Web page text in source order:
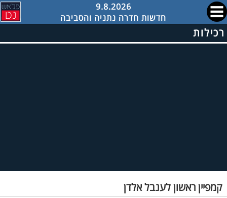
9.8.2026
חדשות חדרה נתניה והסביבה
רכילות
קמפיין ראשון לענבל אלדן